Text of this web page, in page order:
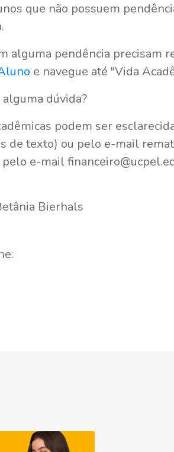
que não possuem
alguma pendência precisam
e navegue até "Vida
dúvida?
podem ser
de texto) ou pelo e-mail
e-mail
Bierhals